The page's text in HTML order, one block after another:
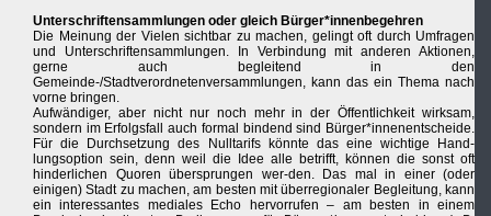
Unterschriftensammlungen oder gleich Bürger*innenbegehren
Die Meinung der Vielen sichtbar zu machen, gelingt oft durch Umfragen
und Unterschriftensammlungen. In Verbindung mit anderen Aktionen,
gerne auch begleitend in den
Gemeinde-/Stadtverordnetenversammlungen, kann das ein Thema nach
vorne bringen.
Aufwändiger, aber nicht nur noch mehr in der Öffentlichkeit wirksam,
sondern im Erfolgsfall auch formal bindend sind Bürger*innenentscheide.
Für die Durchsetzung des Nulltarifs könnte das eine wichtige Hand-
lungsoption sein, denn weil die Idee alle betrifft, können die sonst oft
hinderlichen Quoren übersprungen wer-den. Das mal in einer (oder
einigen) Stadt zu machen, am besten mit überregionaler Begleitung, kann
ein interessantes mediales Echo hervorrufen – am besten in einem